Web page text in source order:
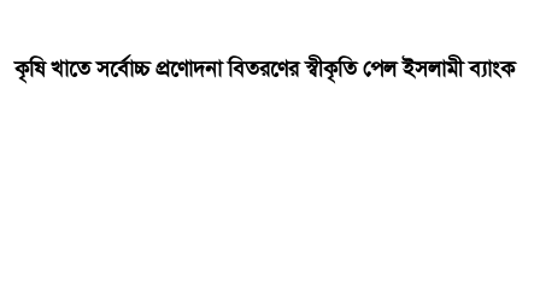
কৃষি খাতে সর্বোচ্চ প্রণোদনা বিতরণের স্বীকৃতি পেল ইসলামী ব্যাংক